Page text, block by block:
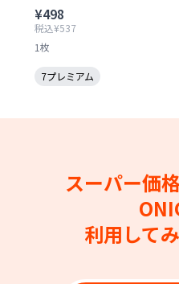
¥498
税込¥537
1枚
7プレミアム
スーパー価
利用して